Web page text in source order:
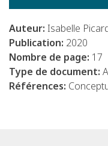
Auteur: Isabelle
Publication: 2020
Nombre de page: 17
Type de document:
Références: